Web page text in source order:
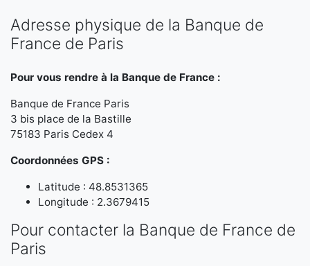
Adresse physique de la Banque de
France de Paris
Pour vous rendre à la Banque de France :
Banque de France Paris
3 bis place de la Bastille
75183 Paris Cedex 4
Coordonnées GPS :
Latitude : 48.8531365
Longitude : 2.3679415
Pour contacter la Banque de France de
Paris